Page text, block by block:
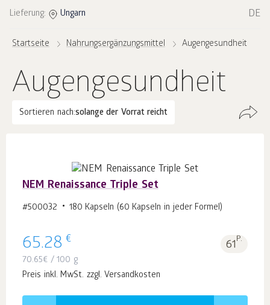
Lieferung: Ungarn DE
Startseite Nahrungsergänzungsmittel Augengesundheit
Augengesundheit
Sortieren nach:solange der Vorrat reicht
NEM Renaissance Triple Set
#500032 180 Kapseln (60 Kapseln in jeder Formel)
65.28 € 61P.
70.65€ / 100 g
Preis inkl. MwSt. zzgl. Versandkosten